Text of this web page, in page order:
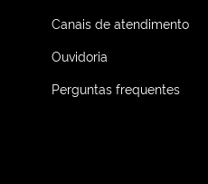
Canais de atendimento
Ouvidoria
Perguntas frequentes